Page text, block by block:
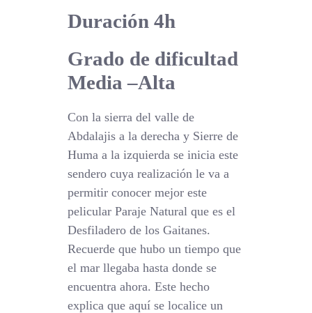
Duración 4h
Grado de dificultad
Media –Alta
Con la sierra del valle de
Abdalajis a la derecha y Sierre de
Huma a la izquierda se inicia este
sendero cuya realización le va a
permitir conocer mejor este
pelicular Paraje Natural que es el
Desfiladero de los Gaitanes.
Recuerde que hubo un tiempo que
el mar llegaba hasta donde se
encuentra ahora. Este hecho
explica que aquí se localice un